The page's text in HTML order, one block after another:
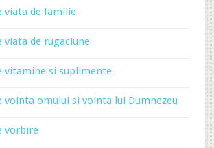
viata de familie
viata de rugaciune
vitamine si suplimente
vointa omului si vointa lui Dumnezeu
vorbire